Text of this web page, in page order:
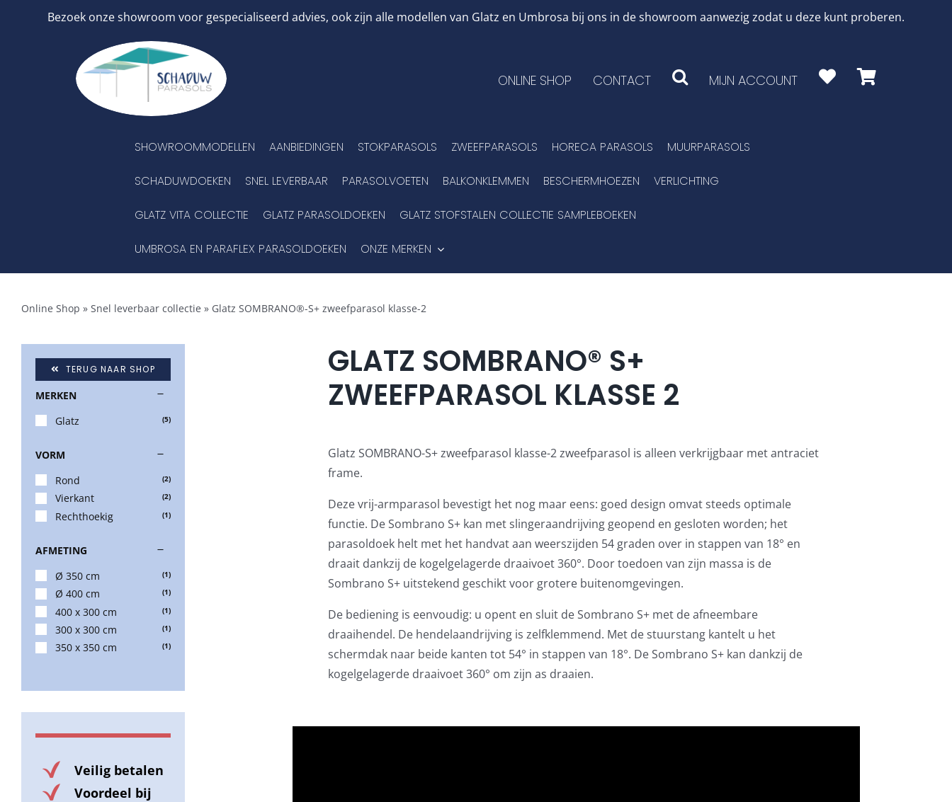
Bezoek onze showroom voor gespecialiseerd advies, ook zijn alle modellen van Glatz en Umbrosa bij ons in de showroom aanwezig zodat u deze kunt proberen.
ONLINE SHOP CONTACT MIJN ACCOUNT
SHOWROOMMODELLEN AANBIEDINGEN STOKPARASOLS ZWEEFPARASOLS HORECA PARASOLS MUURPARASOLS
SCHADUWDOEKEN SNEL LEVERBAAR PARASOLVOETEN BALKONKLEMMEN BESCHERMHOEZEN VERLICHTING
GLATZ VITA COLLECTIE GLATZ PARASOLDOEKEN GLATZ STOFSTALEN COLLECTIE SAMPLEBOEKEN
UMBROSA EN PARAFLEX PARASOLDOEKEN ONZE MERKEN
Online Shop » Snel leverbaar collectie » Glatz SOMBRANO®-S+ zweefparasol klasse-2
GLATZ SOMBRANO® S+
ZWEEFPARASOL KLASSE 2
Glatz SOMBRANO-S+ zweefparasol klasse-2 zweefparasol is alleen verkrijgbaar met antraciet
frame.
Deze vrij-armparasol bevestigt het nog maar eens: goed design omvat steeds optimale
functie. De Sombrano S+ kan met slingeraandrijving geopend en gesloten worden; het
parasoldoek helt met het handvat aan weerszijden 54 graden over in stappen van 18° en
draait dankzij de kogelgelagerde draaivoet 360°. Door toedoen van zijn massa is de
Sombrano S+ uitstekend geschikt voor grotere buitenomgevingen.
De bediening is eenvoudig: u opent en sluit de Sombrano S+ met de afneembare
draaihendel. De hendelaandrijving is zelfklemmend. Met de stuurstang kantelt u het
schermdak naar beide kanten tot 54° in stappen van 18°. De Sombrano S+ kan dankzij de
kogelgelagerde draaivoet 360° om zijn as draaien.
TERUG NAAR SHOP
MERKEN
Glatz
(5)
VORM
Rond
(2)
Vierkant (2)
Rechthoekig (1)
AFMETING
Ø 350 cm
(1)
Ø 400 cm (1)
400 x 300 cm (1)
300 x 300 cm (1)
350 x 350 cm (1)
Veilig betalen
Voordeel bij